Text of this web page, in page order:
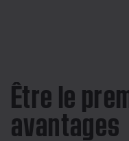
Être le
avantages